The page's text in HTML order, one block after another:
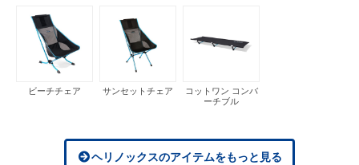
ビーチチェア サンセットチェア
コットワン コンバ
ーチブル
ヘリノックスのアイテムをもっと見る